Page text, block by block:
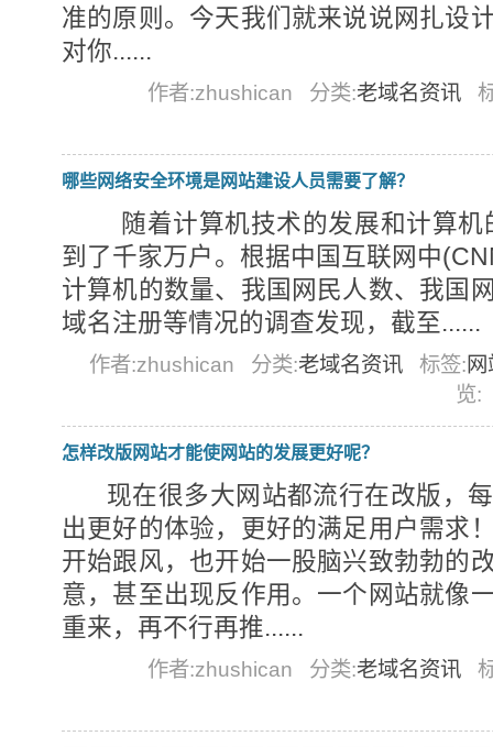
准的原则。今天我们就来说说网扎设
对你......
作者:zhushican 分类:老域名资讯
哪些网络安全环境是网站建设人员需要了解？
随着计算机技术的发展和计算机
到了千家万户。根据中国互联网中
计算机的数量、我国网民人数、我国
域名注册等情况的调查发现，截至......
作者:zhushican 分类:老域名资讯 标签:
览:
怎样改版网站才能使网站的发展更好呢？
现在很多大网站都流行在改版，
出更好的体验，更好的满足用户需求
开始跟风，也开始一股脑兴致勃勃的
意，甚至出现反作用。一个网站就像
重来，再不行再推......
作者:zhushican 分类:老域名资讯